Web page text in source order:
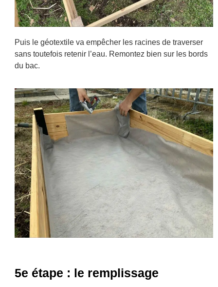
Puis le géotextile va empêcher les racines de traverser
sans toutefois retenir l’eau. Remontez bien sur les bords
du bac.
5e étape : le remplissage